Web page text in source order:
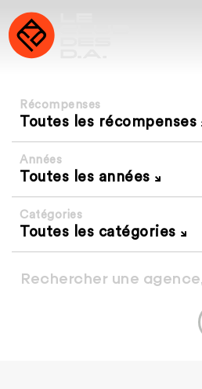
Récompenses
Toutes les récompenses
Années
Toutes les années
Catégories
Toutes les catégories